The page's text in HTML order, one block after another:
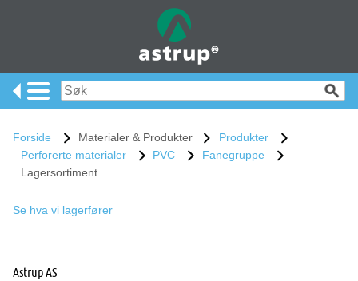
Forside Materialer & Produkter
Produkter
Perforerte materialer
PVC
Fanegruppe
Lagersortiment
Se hva vi lagerfører
Astrup AS